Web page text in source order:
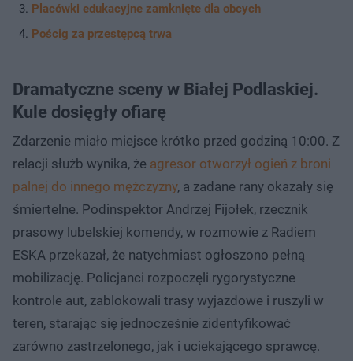
Placówki edukacyjne zamknięte dla obcych
Pościg za przestępcą trwa
Dramatyczne sceny w Białej Podlaskiej.
Kule dosięgły ofiarę
Zdarzenie miało miejsce krótko przed godziną 10:00. Z
relacji służb wynika, że agresor otworzył ogień z broni
palnej do innego mężczyzny, a zadane rany okazały się
śmiertelne. Podinspektor Andrzej Fijołek, rzecznik
prasowy lubelskiej komendy, w rozmowie z Radiem
ESKA przekazał, że natychmiast ogłoszono pełną
mobilizację. Policjanci rozpoczęli rygorystyczne
kontrole aut, zablokowali trasy wyjazdowe i ruszyli w
teren, starając się jednocześnie zidentyfikować
zarówno zastrzelonego, jak i uciekającego sprawcę.